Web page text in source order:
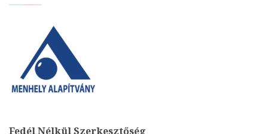
Fedél Nélkül Szerkesztőség